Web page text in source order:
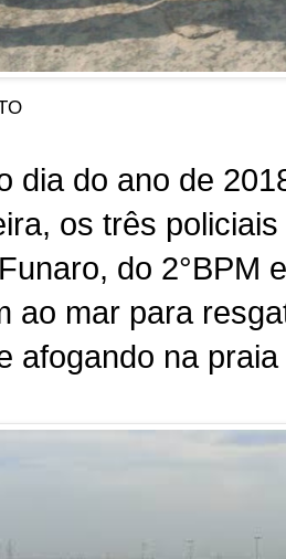
dia do ano de
os três
do 2°BPM
ao mar para
afogando na